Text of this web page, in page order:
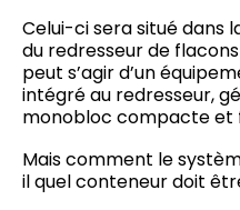
Celui-ci sera situé dans
du redresseur de
peut s’agir d’un
intégré au redresseur,
monobloc compacte et
Mais comment le
il quel conteneur doit